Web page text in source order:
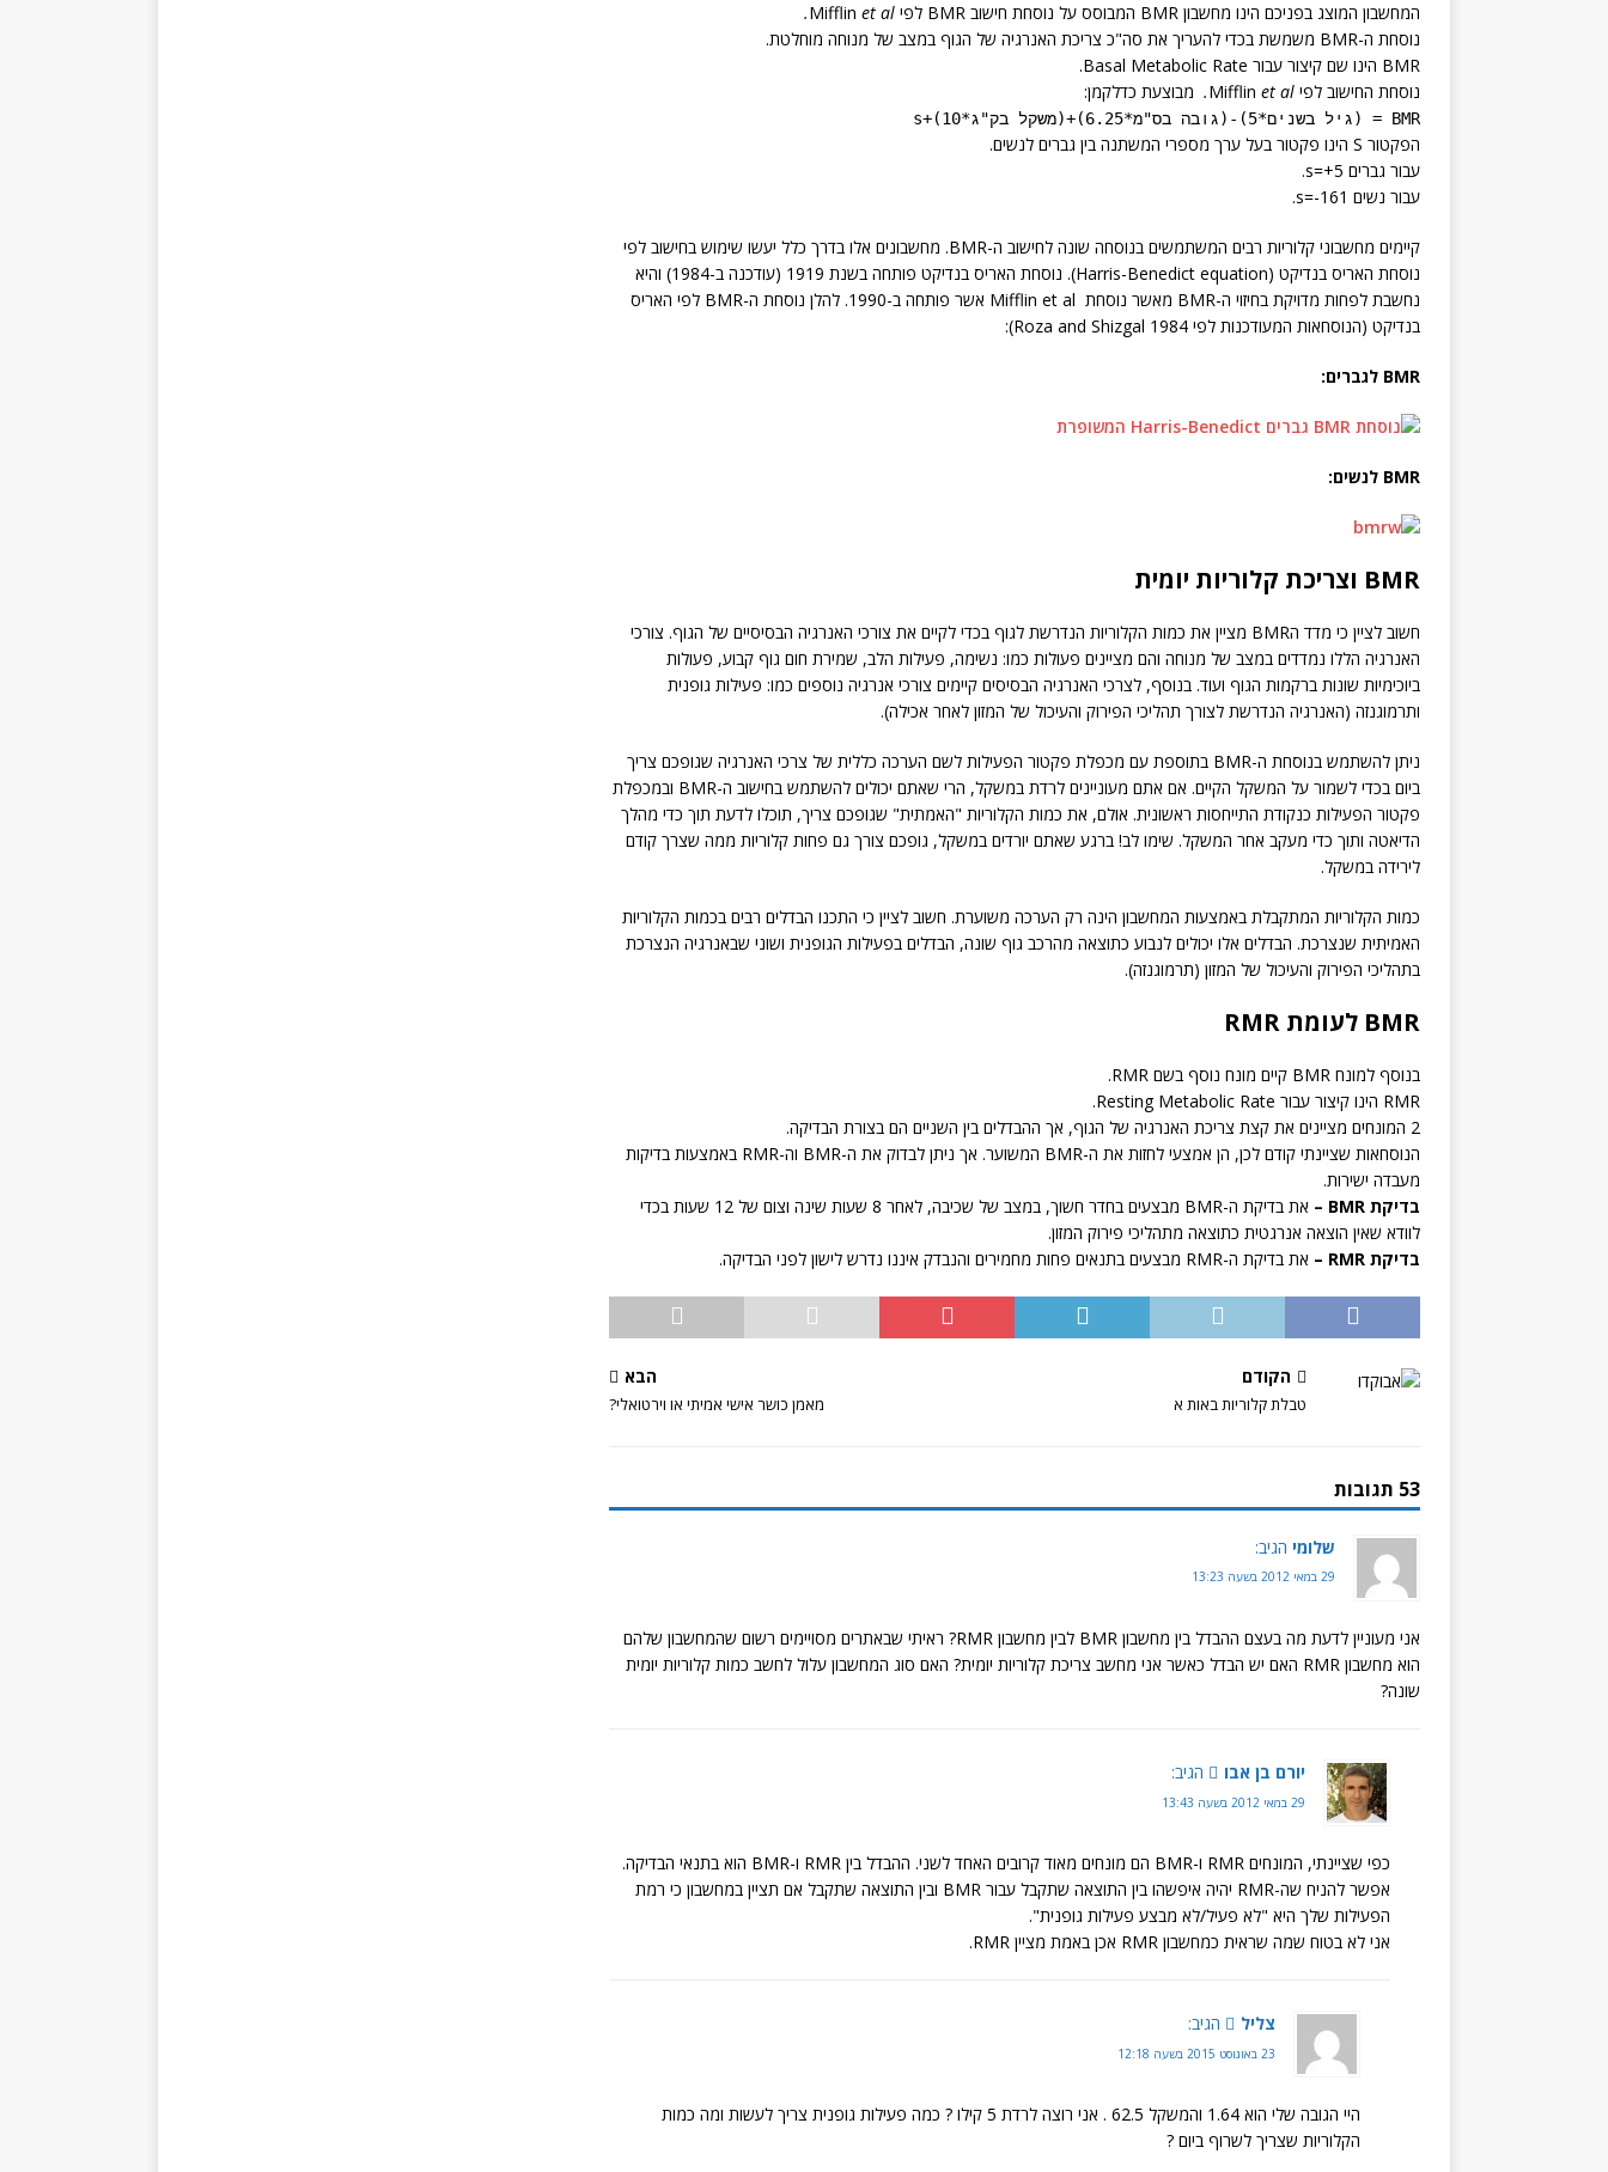
המחשבון המוצג בפניכם הינו מחשבון BMR המבוסס על נוסחת חישוב BMR לפי Mifflin
et al.
נוסחת ה-BMR משמשת בכדי להעריך את סה"כ צריכת האנרגיה של הגוף במצב של מנוחה מוחלטת.
BMR הינו שם קיצור עבור Basal Metabolic Rate.
נוסחת החישוב לפי Mifflin et al. מבוצעת כדלקמן:
BMR = (גיל בשנים*5)-(גובה בס"מ*6.25)+(משקל בק"ג*10)+s
הפקטור S הינו פקטור בעל ערך מספרי המשתנה בין גברים לנשים.
עבור גברים s=+5.
עבור נשים s=-161.
קיימים מחשבוני קלוריות רבים המשתמשים בנוסחה שונה לחישוב ה-BMR. מחשבונים אלו בדרך כלל יעשו שימוש בחישוב לפי
נוסחת האריס בנדיקט (Harris-Benedict equation). נוסחת האריס בנדיקט פותחה בשנת 1919 (עודכנה ב-1984) והיא
נחשבת לפחות מדויקת בחיזוי ה-BMR מאשר נוסחת Mifflin et al אשר פותחה ב-1990. להלן נוסחת ה-BMR לפי האריס
בנדיקט (הנוסחאות המעודכנות לפי Roza and Shizgal 1984):
BMR לגברים:
BMR לנשים:
BMR וצריכת קלוריות יומית
חשוב לציין כי מדד הBMR מציין את כמות הקלוריות הנדרשת לגוף בכדי לקיים את צורכי האנרגיה הבסיסיים של הגוף. צורכי
האנרגיה הללו נמדדים במצב של מנוחה והם מציינים פעולות כמו: נשימה, פעילות הלב, שמירת חום גוף קבוע, פעולות
ביוכימיות שונות ברקמות הגוף ועוד. בנוסף, לצרכי האנרגיה הבסיסים קיימים צורכי אנרגיה נוספים כמו: פעילות גופנית
ותרמוגנזה (האנרגיה הנדרשת לצורך תהליכי הפירוק והעיכול של המזון לאחר אכילה).
ניתן להשתמש בנוסחת ה-BMR בתוספת עם מכפלת פקטור הפעילות לשם הערכה כללית של צרכי האנרגיה שגופכם צריך
ביום בכדי לשמור על המשקל הקיים. אם אתם מעוניינים לרדת במשקל, הרי שאתם יכולים להשתמש בחישוב ה-BMR ובמכפלת
פקטור הפעילות כנקודת התייחסות ראשונית. אולם, את כמות הקלוריות "האמתית" שגופכם צריך, תוכלו לדעת תוך כדי מהלך
הדיאטה ותוך כדי מעקב אחר המשקל. שימו לב! ברגע שאתם יורדים במשקל, גופכם צורך גם פחות קלוריות ממה שצרך קודם
לירידה במשקל.
כמות הקלוריות המתקבלת באמצעות המחשבון הינה רק הערכה משוערת. חשוב לציין כי התכנו הבדלים רבים בכמות הקלוריות
האמיתית שנצרכת. הבדלים אלו יכולים לנבוע כתוצאה מהרכב גוף שונה, הבדלים בפעילות הגופנית ושוני שבאנרגיה הנצרכת
בתהליכי הפירוק והעיכול של המזון (תרמוגנזה).
BMR לעומת RMR
בנוסף למונח BMR קיים מונח נוסף בשם RMR.
RMR הינו קיצור עבור Resting Metabolic Rate.
2 המונחים מציינים את קצת צריכת האנרגיה של הגוף, אך ההבדלים בין השניים הם בצורת הבדיקה.
הנוסחאות שציינתי קודם לכן, הן אמצעי לחזות את ה-BMR המשוער. אך ניתן לבדוק את ה-BMR וה-RMR באמצעות בדיקות
מעבדה ישירות.
בדיקת BMR –
את בדיקת ה-BMR מבצעים בחדר חשוך, במצב של שכיבה, לאחר 8 שעות שינה וצום של 12 שעות בכדי
לוודא שאין הוצאה אנרגטית כתוצאה מתהליכי פירוק המזון.
בדיקת RMR –
את בדיקת ה-RMR מבצעים בתנאים פחות מחמירים והנבדק איננו נדרש לישון לפני הבדיקה.
הקודם
טבלת קלוריות באות א
הבא
מאמן כושר אישי אמיתי או וירטואלי?
53 תגובות
שלומי הגיב:
29 במאי 2012 בשעה 13:23
אני מעוניין לדעת מה בעצם ההבדל בין מחשבון BMR לבין מחשבון RMR? ראיתי שבאתרים מסויימים רשום שהמחשבון שלהם
הוא מחשבון RMR האם יש הבדל כאשר אני מחשב צריכת קלוריות יומית? האם סוג המחשבון עלול לחשב כמות קלוריות יומית
שונה?
יורם בן אבו הגיב:
29 במאי 2012 בשעה 13:43
כפי שציינתי, המונחים RMR ו-BMR הם מונחים מאוד קרובים האחד לשני. ההבדל בין RMR ו-BMR הוא בתנאי הבדיקה.
אפשר להניח שה-RMR יהיה איפשהו בין התוצאה שתקבל עבור BMR ובין התוצאה שתקבל אם תציין במחשבון כי רמת
הפעילות שלך היא "לא פעיל/לא מבצע פעילות גופנית".
אני לא בטוח שמה שראית כמחשבון RMR אכן באמת מציין RMR.
צליל הגיב:
23 באוגוסט 2015 בשעה 12:18
היי הגובה שלי הוא 1.64 והמשקל 62.5 . אני רוצה לרדת 5 קילו ? כמה פעילות גופנית צריך לעשות ומה כמות
הקלוריות שצריך לשרוף ביום ?